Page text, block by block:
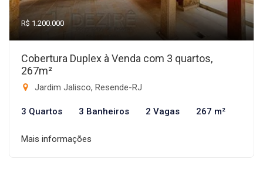
R$ 1.200.000
Cobertura Duplex à Venda com 3 quartos,
267m²
Jardim Jalisco, Resende-RJ
3 Quartos 3 Banheiros 2 Vagas 267 m²
Mais informações